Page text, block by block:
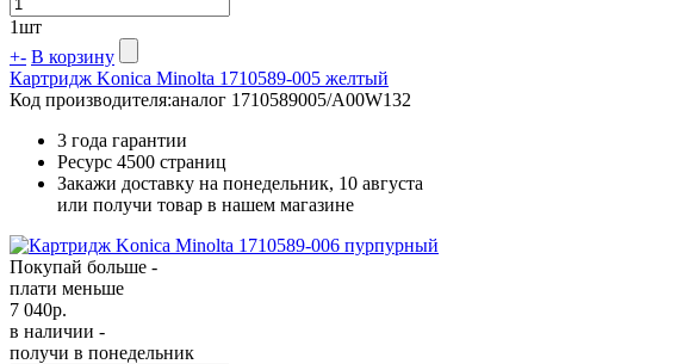
1шт
+- В корзину
Картридж Konica Minolta 1710589-005 желтый
Код производителя:аналог 1710589005/A00W132
3 года гарантии
Ресурс 4500 страниц
Закажи доставку на понедельник, 10 августа
или получи товар в нашем магазине
Покупай больше -
плати меньше
7 040р.
в наличии -
получи в понедельник